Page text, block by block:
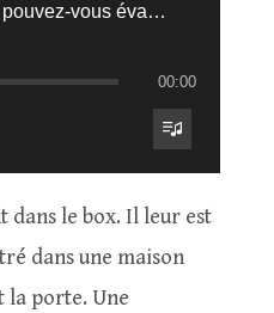
« Comment pouvez-vous évacuer complètement la possibilité qu’ils disent la vérité ? »
00:00
dans le box. Il leur est
dans une maison
la porte. Une